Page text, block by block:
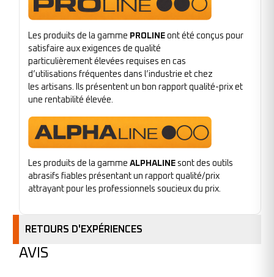
Les produits de la gamme PROLINE ont été conçus pour
satisfaire aux exigences de qualité
particulièrement élevées requises en cas
d’utilisations fréquentes dans l’industrie et chez
les artisans. Ils présentent un bon rapport qualité-prix et
une rentabilité élevée.
Les produits de la gamme ALPHALINE sont des outils
abrasifs fiables présentant un rapport qualité/prix
attrayant pour les professionnels soucieux du prix.
RETOURS D'EXPÉRIENCES
AVIS